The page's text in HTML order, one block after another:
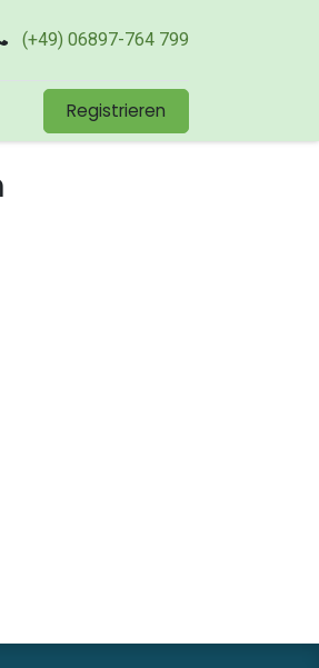
(+49) 06897-764 799
Registrieren